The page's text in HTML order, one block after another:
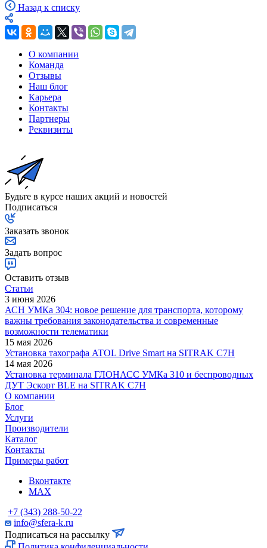
Назад к списку
О компании
Команда
Отзывы
Наш блог
Карьера
Контакты
Партнеры
Реквизиты
Будьте в курсе наших акций и новостей
Подписаться
Заказать звонок
Задать вопрос
Оставить отзыв
Статьи
3 июня 2026
АСН УМКа 304: новое решение для транспорта, которому
важны требования законодательства и современные
возможности телематики
15 мая 2026
Установка тахографа ATOL Drive Smart на SITRAK C7H
14 мая 2026
Установка терминала ГЛОНАСС УМКа 310 и беспроводных
ДУТ Эскорт BLE на SITRAK C7H
О компании
Блог
Услуги
Производители
Каталог
Контакты
Примеры работ
Вконтакте
MAX
+7 (343) 288-50-22
info@sfera-k.ru
Подписаться на рассылку